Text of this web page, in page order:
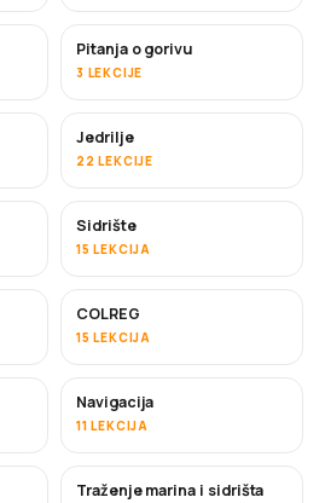
Pitanja o gorivu
3 LEKCIJE
Jedrilje
22 LEKCIJE
Sidrište
15 LEKCIJA
COLREG
15 LEKCIJA
Navigacija
11 LEKCIJA
Traženje marina i sidrišta